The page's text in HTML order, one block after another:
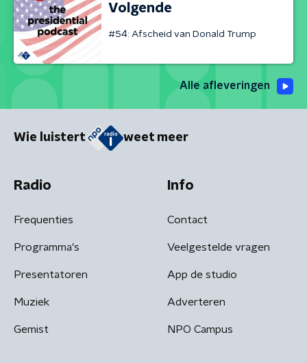
Volgende
#54: Afscheid van Donald Trump
Alle afleveringen
Wie luistert weet meer
Radio
Frequenties
Programma's
Presentatoren
Muziek
Gemist
Info
Contact
Veelgestelde vragen
App de studio
Adverteren
NPO Campus